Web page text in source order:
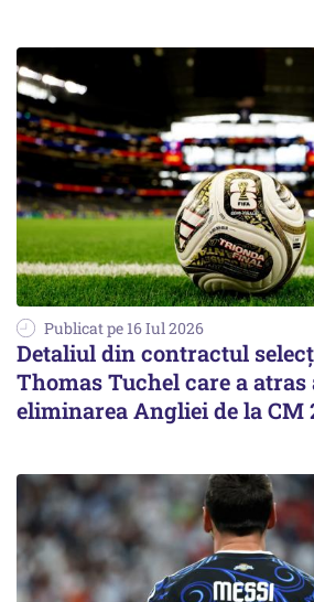
Publicat pe 16 Iul 2026
Detaliul din contractul
Thomas Tuchel care a
eliminarea Angliei de la CM